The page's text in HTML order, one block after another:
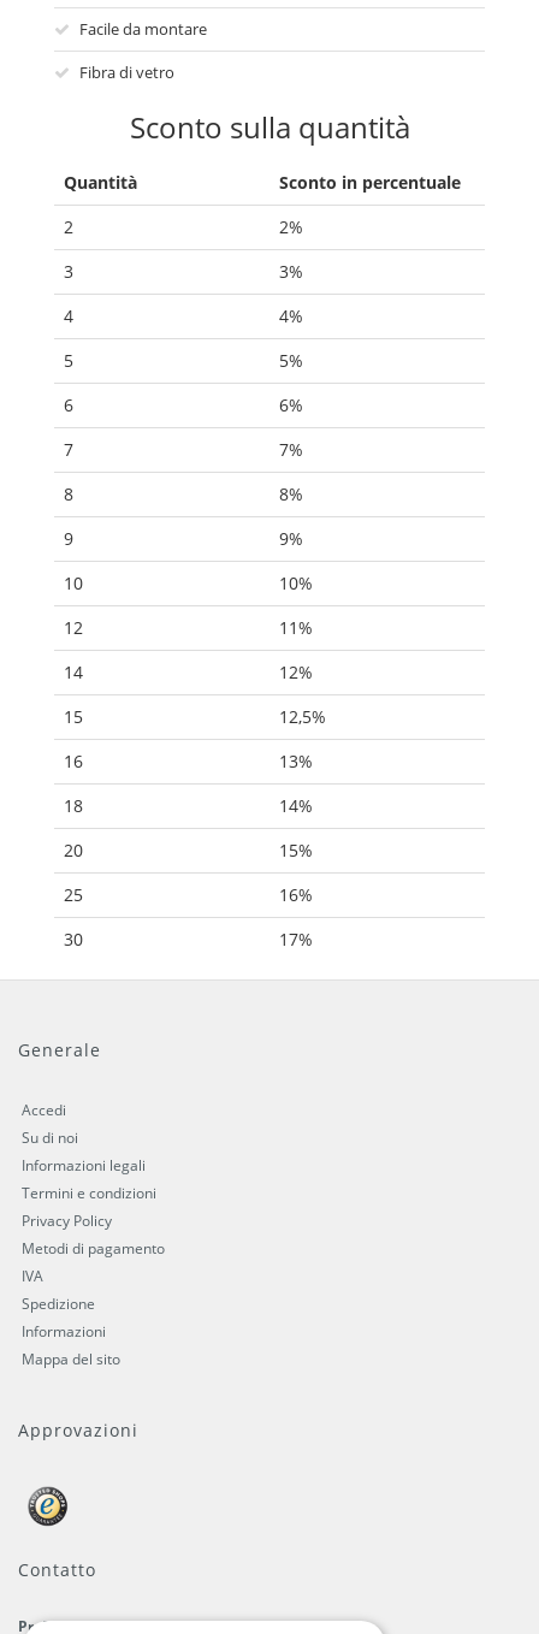
Facile da montare
Fibra di vetro
Sconto sulla quantità
Quantità
Sconto in percentuale
2
2%
3
3%
4
4%
5
5%
6
6%
7
7%
8
8%
9
9%
10
10%
12
11%
14
12%
15
12,5%
16
13%
18
14%
20
15%
25
16%
30
17%
Generale
Accedi
Su di noi
Informazioni legali
Termini e condizioni
Privacy Policy
Metodi di pagamento
IVA
Spedizione
Informazioni
Mappa del sito
Approvazioni
Contatto
ProFlags B.V.